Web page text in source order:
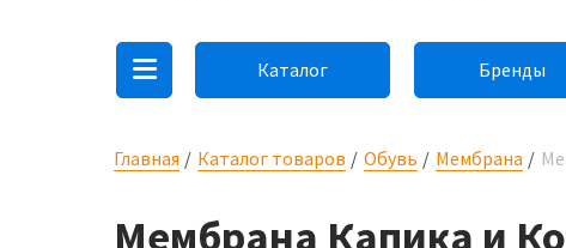
Каталог Бренды
Главная Каталог товаров Обувь Мембрана
Мембрана Капика и